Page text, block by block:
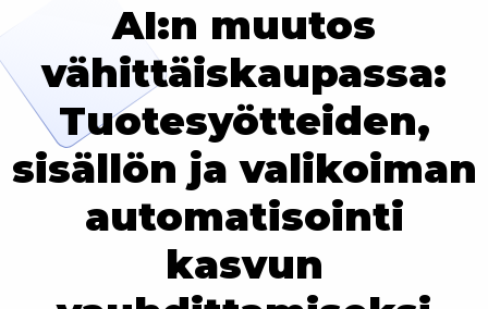
AI:n muutos
vähittäiskaupassa:
Tuotesyötteiden,
sisällön ja valikoiman
automatisointi
kasvun